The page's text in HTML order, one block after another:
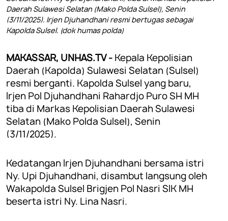
Daerah Sulawesi Selatan (Mako Polda Sulsel), Senin
(3/11/2025). Irjen Djuhandhani resmi bertugas sebagai
Kapolda Sulsel. (dok humas polda)
MAKASSAR, UNHAS.TV - Kepala Kepolisian
Daerah (Kapolda) Sulawesi Selatan (Sulsel)
resmi berganti. Kapolda Sulsel yang baru,
Irjen Pol Djuhandhani Rahardjo Puro SH MH
tiba di Markas Kepolisian Daerah Sulawesi
Selatan (Mako Polda Sulsel), Senin
(3/11/2025).
Kedatangan Irjen Djuhandhani bersama istri
Ny. Upi Djuhandhani, disambut langsung oleh
Wakapolda Sulsel Brigjen Pol Nasri SIK MH
beserta istri Ny. Lina Nasri.